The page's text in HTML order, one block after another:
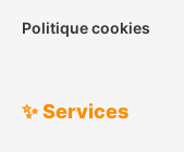
Politique cookies
✨ Services